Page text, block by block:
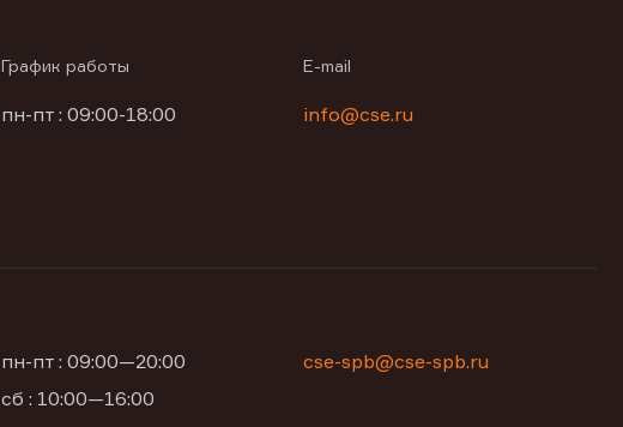
График работы
пн-пт : 09:00-18:00
E-mail
info@cse.ru
пн-пт : 09:00—20:00
сб : 10:00—16:00
cse-spb@cse-spb.ru